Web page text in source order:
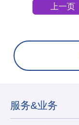
上一页
服务&业务